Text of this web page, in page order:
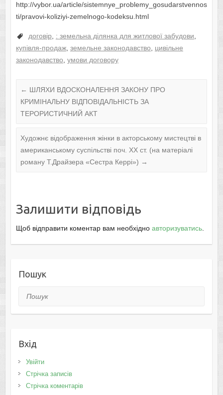
http://vybor.ua/article/sistemnye_problemy_gosudarstvennos
ti/pravovi-koliziyi-zemelnogo-kodeksu.html
договір, : земельна ділянка для житлової забудови,
купівля-продаж, земельне законодавство, цивільне
законодавство, умови договору
← ШЛЯХИ ВДОСКОНАЛЕННЯ ЗАКОНУ ПРО
КРИМІНАЛЬНУ ВІДПОВІДАЛЬНІСТЬ ЗА
ТЕРОРИСТИЧНИЙ АКТ
Художнє відображення жінки в акторському мистецтві в
американському суспільстві поч. ХХ ст. (на матеріалі
роману Т.Драйзера «Сестра Керрі») →
Залишити відповідь
Щоб відправити коментар вам необхідно авторизуватись.
Пошук
Пошук
Вхід
Увійти
Стрічка записів
Стрічка коментарів